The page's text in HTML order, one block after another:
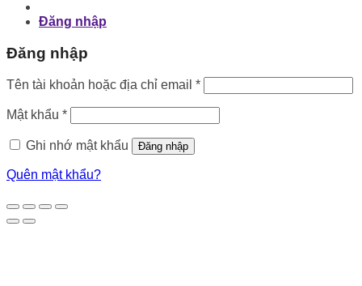
Đăng nhập
Đăng nhập
Tên tài khoản hoặc địa chỉ email *Bắt
buộc
Mật khẩu *Bắt
buộc
Ghi nhớ mật khẩu
Đăng nhập
Quên mật khẩu?